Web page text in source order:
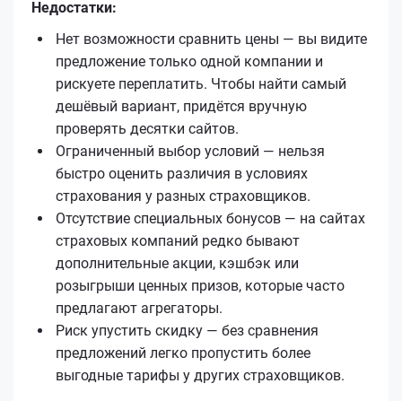
Недостатки:
Нет возможности сравнить цены — вы видите
предложение только одной компании и
рискуете переплатить. Чтобы найти самый
дешёвый вариант, придётся вручную
проверять десятки сайтов.
Ограниченный выбор условий — нельзя
быстро оценить различия в условиях
страхования у разных страховщиков.
Отсутствие специальных бонусов — на сайтах
страховых компаний редко бывают
дополнительные акции, кэшбэк или
розыгрыши ценных призов, которые часто
предлагают агрегаторы.
Риск упустить скидку — без сравнения
предложений легко пропустить более
выгодные тарифы у других страховщиков.